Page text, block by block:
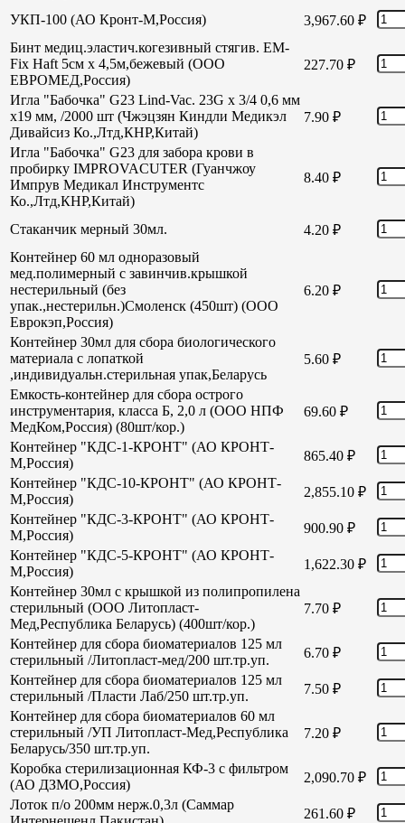
УКП-100 (АО Кронт-М,Россия) 3,967.60 ₽
Бинт медиц.эластич.когезивный стягив. EM-
Fix Haft 5см х 4,5м,бежевый (ООО
ЕВРОМЕД,Россия)
227.70 ₽
Игла "Бабочка" G23 Lind-Vac. 23G х 3/4 0,6 мм
х19 мм, /2000 шт (Чжэцзян Киндли Медикэл
Дивайсиз Ко.,Лтд,КНР,Китай)
7.90 ₽
Игла "Бабочка" G23 для забора крови в
пробирку IMPROVACUTER (Гуанчжоу
Импрув Медикал Инструментс
Ко.,Лтд,КНР,Китай)
8.40 ₽
Стаканчик мерный 30мл. 4.20 ₽
Контейнер 60 мл одноразовый
мед.полимерный с завинчив.крышкой
нестерильный (без
упак.,нестерильн.)Смоленск (450шт) (ООО
Еврокэп,Россия)
6.20 ₽
Контейнер 30мл для сбора биологического
материала с лопаткой
,индивидуальн.стерильная упак,Беларусь
5.60 ₽
Емкость-контейнер для сбора острого
инструментария, класса Б, 2,0 л (ООО НПФ
МедКом,Россия) (80шт/кор.)
69.60 ₽
Контейнер "КДС-1-КРОНТ" (АО КРОНТ-
М,Россия)
865.40 ₽
Контейнер "КДС-10-КРОНТ" (АО КРОНТ-
М,Россия)
2,855.10 ₽
Контейнер "КДС-3-КРОНТ" (АО КРОНТ-
М,Россия)
900.90 ₽
Контейнер "КДС-5-КРОНТ" (АО КРОНТ-
М,Россия)
1,622.30 ₽
Контейнер 30мл с крышкой из полипропилена
стерильный (ООО Литопласт-
Мед,Республика Беларусь) (400шт/кор.)
7.70 ₽
Контейнер для сбора биоматериалов 125 мл
стерильный /Литопласт-мед/200 шт.тр.уп.
6.70 ₽
Контейнер для сбора биоматериалов 125 мл
стерильный /Пласти Лаб/250 шт.тр.уп.
7.50 ₽
Контейнер для сбора биоматериалов 60 мл
стерильный /УП Литопласт-Мед,Республика
Беларусь/350 шт.тр.уп.
7.20 ₽
Коробка стерилизационная КФ-3 с фильтром
(АО ДЗМО,Россия)
2,090.70 ₽
Лоток п/о 200мм нерж.0,3л (Саммар
261.60 ₽